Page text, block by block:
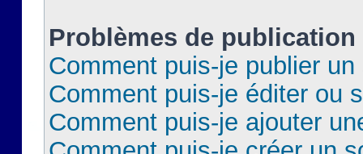
Problèmes de publication
Comment puis-je publier
Comment puis-je éditer ou
Comment puis-je ajouter